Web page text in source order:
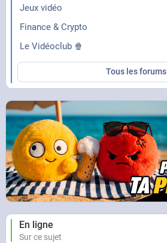
Jeux vidéo
Finance & Crypto
Le Vidéoclub 🍿
Tous les forums
En ligne
Sur ce sujet